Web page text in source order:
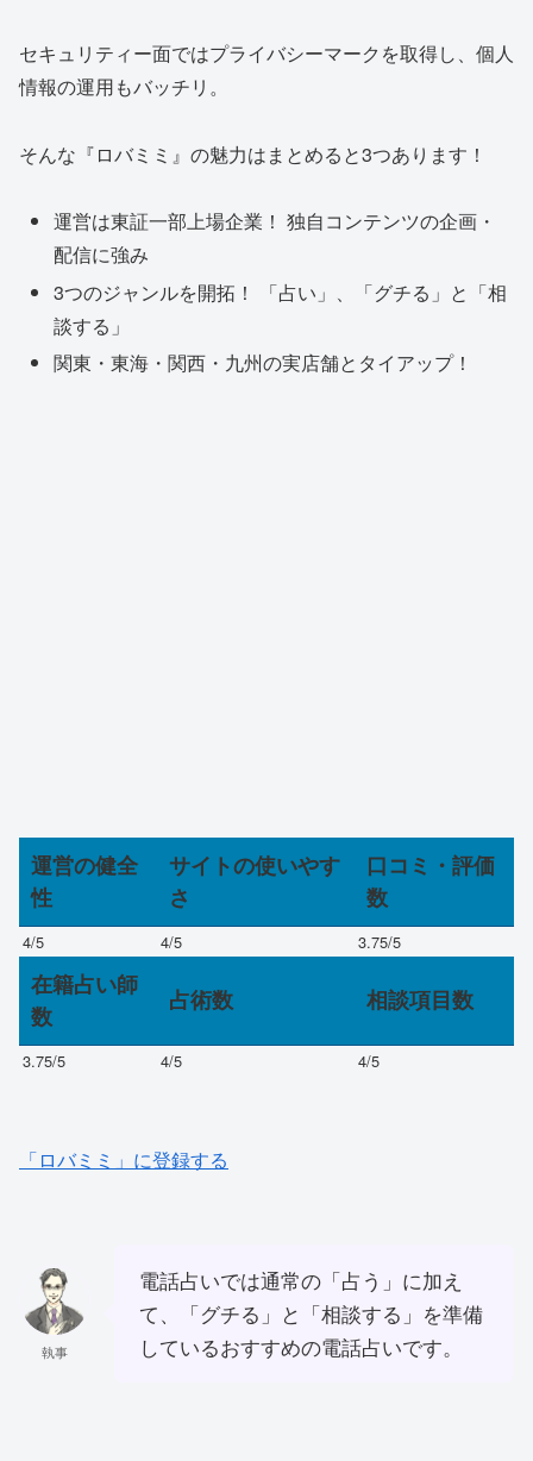
セキュリティー面ではプライバシーマークを取得し、個人
情報の運用もバッチリ。
そんな 『ロバミミ』の魅力はまとめると3つあります！
運営は東証一部上場企業！ 独自コンテンツの企画・
配信に強み
3つのジャンルを開拓！ 「占い」、「グチる」と「相
談する」
関東・東海・関西・九州の実店舗とタイアップ！
運営の健全
性
サイトの使いやす
さ
口コミ・評価
数
4/5 4/5 3.75/5
在籍占い師
数
占術数 相談項目数
3.75/5 4/5 4/5
「ロバミミ」に登録する
執事
電話占いでは通常の「占う」に加え
て、「グチる」と「相談する」を準備
しているおすすめの電話占いです。